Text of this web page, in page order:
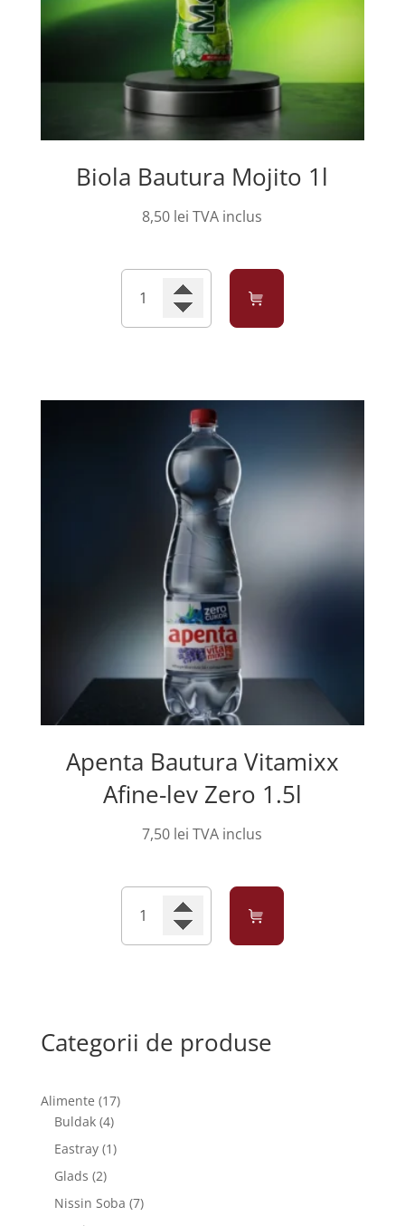
Biola Bautura Mojito 1l
8,50 lei TVA inclus
Cantitate
Biola
Bautura
Apenta Bautura Vitamixx
Afine-lev Zero 1.5l
7,50 lei TVA inclus
Cantitate
Apenta
1.5l
Categorii de produse
Alimente 1717
Buldak 44
produse
Eastray 11
Glads 22
produse
Nissin Soba 77